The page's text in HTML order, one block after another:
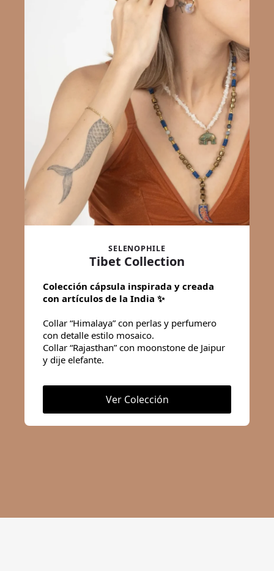
SELENOPHILE
Tibet Collection
Colección cápsula inspirada y creada
con artículos de la India ✨
Collar “Himalaya” con perlas y perfumero
con detalle estilo mosaico.
Collar “Rajasthan” con moonstone de Jaipur
y dije elefante.
Ver Colección